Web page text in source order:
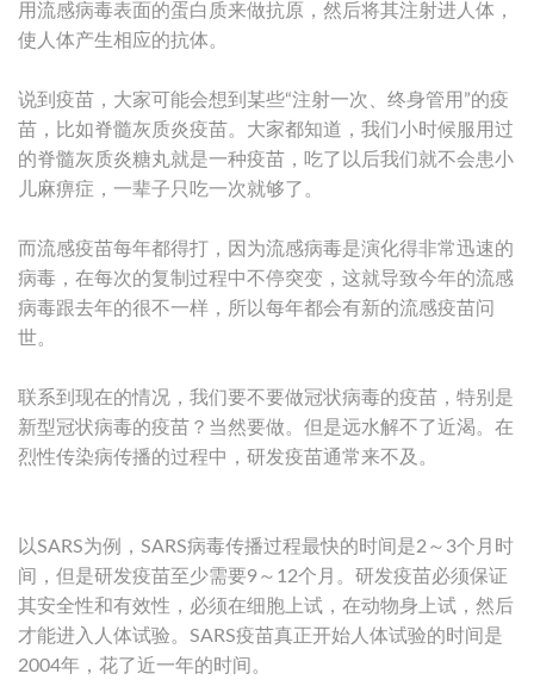
用流感病毒表面的蛋白质来做抗原，然后将其注射进人体，
使人体产生相应的抗体。
说到疫苗，大家可能会想到某些“注射一次、终身管用”的疫
苗，比如脊髓灰质炎疫苗。大家都知道，我们小时候服用过
的脊髓灰质炎糖丸就是一种疫苗，吃了以后我们就不会患小
儿麻痹症，一辈子只吃一次就够了。
而流感疫苗每年都得打，因为流感病毒是演化得非常迅速的
病毒，在每次的复制过程中不停突变，这就导致今年的流感
病毒跟去年的很不一样，所以每年都会有新的流感疫苗问
世。
联系到现在的情况，我们要不要做冠状病毒的疫苗，特别是
新型冠状病毒的疫苗？当然要做。但是远水解不了近渴。在
烈性传染病传播的过程中，研发疫苗通常来不及。
以SARS为例，SARS病毒传播过程最快的时间是2～3个月时
间，但是研发疫苗至少需要9～12个月。研发疫苗必须保证
其安全性和有效性，必须在细胞上试，在动物身上试，然后
才能进入人体试验。SARS疫苗真正开始人体试验的时间是
2004年，花了近一年的时间。